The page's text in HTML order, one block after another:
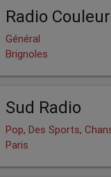
Radio
Général
Brignoles
Sud Radio
Pop, Des Sports,
Paris